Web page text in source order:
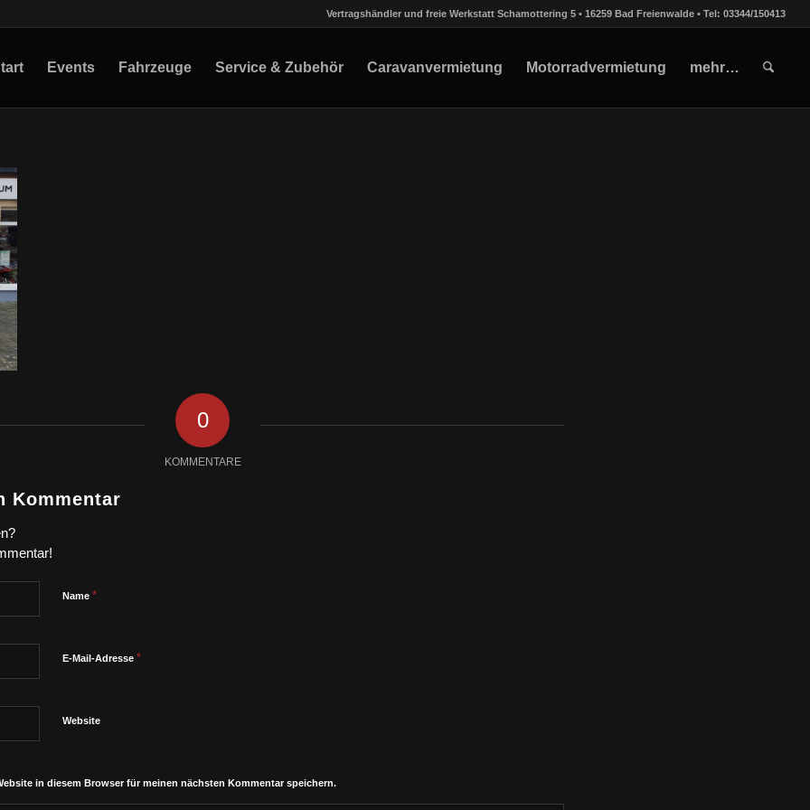
Vertragshändler und freie Werkstatt Schamottering 5 • 16259 Bad Freienwalde • Tel: 03344/150413
Events Fahrzeuge Service & Zubehör Caravanvermietung Motorradvermietung mehr…
0
KOMMENTARE
Kommentar
Name *
E-Mail-Adresse *
Website
in diesem Browser für meinen nächsten Kommentar speichern.